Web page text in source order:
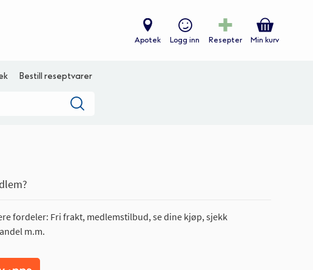
Apotek Logg inn Resepter Min kurv
Bestill reseptvarer
fordeler: Fri frakt, medlemstilbud, se dine kjøp, sjekk
m.m.